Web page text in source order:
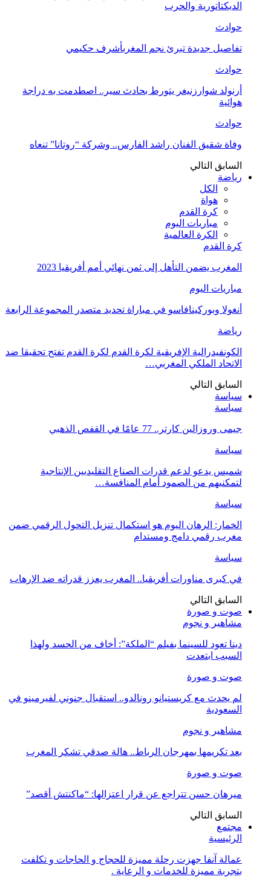
الديكتاتورية والحرب
حوادث
تفاصيل جديدة تبرئ نجم المغربأشرف حكيمي
حوادث
أرنولد شوارزنيغر يتورط بحادث سير.. اصطدمت به دراجة
هوائية
حوادث
وفاة شقيق الفنان راشد الفارس.. وشركة “روتانا” تنعاه
السابق التالي
رياضة
الكل
هواة
كرة القدم
مباريات اليوم
الكرة العالمية
كرة القدم
المغرب يضمن التأهل إلى ثمن نهائي أمم أفريقيا 2023
مباريات اليوم
أنغولا وبوركينافاسو في مباراة تحديد متصدر المجموعة الرابعة
رياضة
الكونفيدرالية الإفريقية لكرة القدم لكرة القدم تفتح تحقيقا ضد
الاتحاد الملكي المغربي…
السابق التالي
سياسة
سياسة
جيمى وروزالين كارتر.. 77 عامًا في القفص الذهبي
سياسة
شميس يدعو لدعم قدرات الصناع التقليديين الإنتاجية
لتمكنيهم من الصمود أمام المنافسة…
سياسة
الخمار: الرهان اليوم هو استكمال تنزيل التحول الرقمي ضمن
مغرب رقمي دامج ومستدام
سياسة
في كبرى مناورات أفريقيا.. المغرب يعزز قدراته ضد الإرهاب
السابق التالي
صوت و صورة
مشاهير و نجوم
دينا تعود للسينما بفيلم “الملكة”: أخاف من الحسد ولهذا
السبب ابتعدت
صوت و صورة
لم يحدث مع كريستيانو رونالدو.. استقبال جنوني لفيرمينو في
السعودية
مشاهير و نجوم
بعد تكريمها بمهرجان الرباط.. هالة صدقي تشكر المغرب
صوت و صورة
ميرهان حسن تتراجع عن قرار اعتزالها: “ماكنتش أقصد”
السابق التالي
مجتمع
الرئيسية
عمالة آنفا جهزت رحلة مميزة للحجاج و الحاجات و تكلفت
بتجربة مميزة للخدمات و الرعاية .